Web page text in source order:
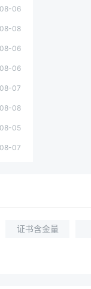
08-06
08-08
08-06
08-06
08-07
08-08
08-05
08-07
证书含金量